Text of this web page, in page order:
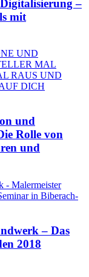
–
mit
und
Rolle von
und
– Das
2018